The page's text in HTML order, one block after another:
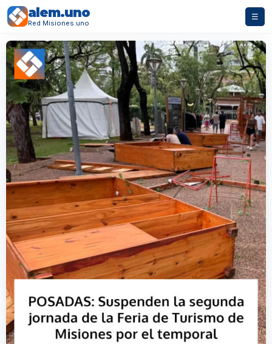
alem.uno
Red Misiones.uno
☰